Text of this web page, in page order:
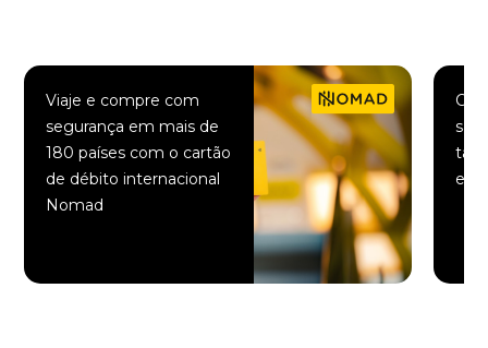
Viaje e compre com
segurança em mais de
180 países com o cartão
de débito internacional
Nomad